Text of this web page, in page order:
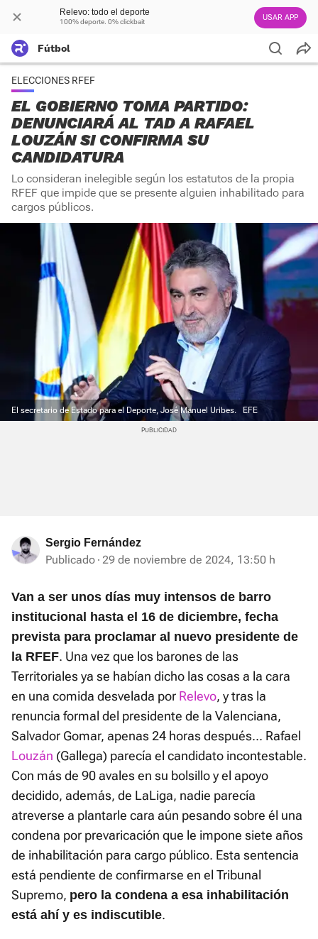
Relevo: todo el deporte
100% deporte. 0% clickbait USAR APP
Fútbol
ELECCIONES RFEF
EL GOBIERNO TOMA PARTIDO:
DENUNCIARÁ AL TAD A RAFAEL
LOUZÁN SI CONFIRMA SU
CANDIDATURA
Lo consideran inelegible según los estatutos de la propia
RFEF que impide que se presente alguien inhabilitado para
cargos públicos.
El secretario de Estado para el Deporte, José Manuel Uribes. EFE
Sergio Fernández
Publicado 29 de noviembre de 2024, 13:50 h
Van a ser unos días muy intensos de barro
institucional hasta el 16 de diciembre, fecha
prevista para proclamar al nuevo presidente de
la RFEF. Una vez que los barones de las
Territoriales ya se habían dicho las cosas a la cara
en una comida desvelada por Relevo, y tras la
renuncia formal del presidente de la Valenciana,
Salvador Gomar, apenas 24 horas después... Rafael
Louzán (Gallega) parecía el candidato incontestable.
Con más de 90 avales en su bolsillo y el apoyo
decidido, además, de LaLiga, nadie parecía
atreverse a plantarle cara aún pesando sobre él una
condena por prevaricación que le impone siete años
de inhabilitación para cargo público. Esta sentencia
está pendiente de confirmarse en el Tribunal
Supremo, pero la condena a esa inhabilitación
está ahí y es indiscutible.